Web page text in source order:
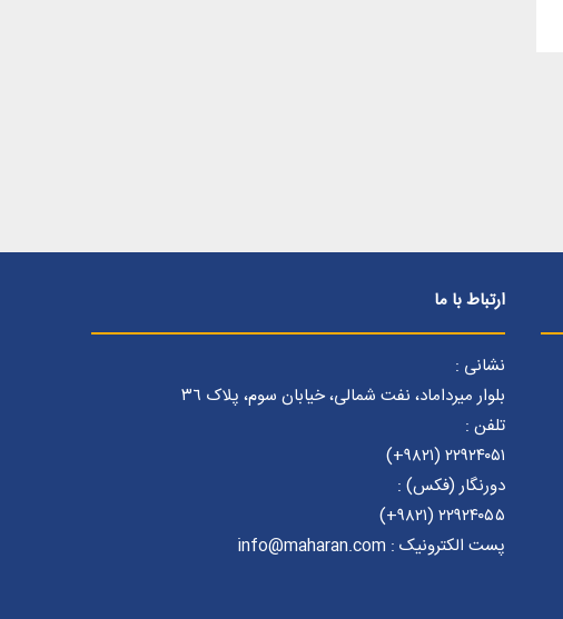
ارتباط با ما
نشانی :
بلوار میرداماد، نفت شمالی، خیابان سوم، پلاک ٣٦
تلفن :
۲۲۹۲۴۰۵۱ (۹۸۲۱+)
دورنگار (فکس) :
۲۲۹۲۴۰۵۵ (۹۸۲۱+)
پست الکترونیک : info@maharan.com